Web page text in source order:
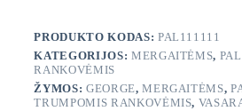
PRODUKTO KODAS: PAL111111
KATEGORIJOS: MERGAITĖMS,
RANKOVĖMIS
ŽYMOS:GEORGE,MERGAITĖMS,
TRUMPOMIS RANKOVĖMIS,